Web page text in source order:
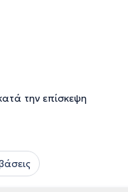
την επίσκεψη